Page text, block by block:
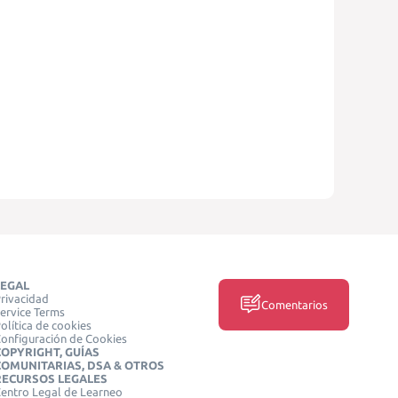
Terms
de cookies
de Cookies
GUÍAS
DSA & OTROS
LEGALES
Legal de Learneo
Comentarios